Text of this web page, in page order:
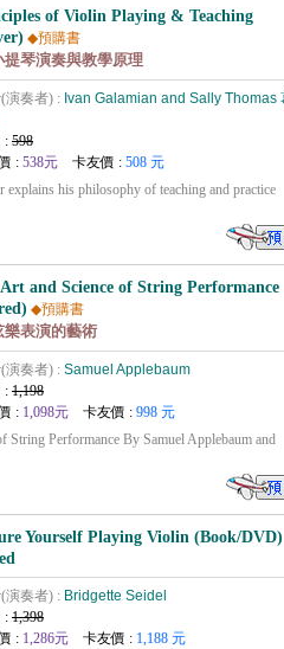
of Violin Playing & Teaching
◆預購書
琴演奏與教學原理
(演奏者) : Ivan Galamian and Sally Thomas
: 598
: 538元 卡友價 : 508 元
explains his philosophy of teaching and practice
and Science of String Performance
◆預購書
表演的藝術
(演奏者) : Samuel Applebaum
: 1,198
: 1,098元 卡友價 : 998 元
String Performance By Samuel Applebaum and
Yourself Playing Violin (Book/DVD)
(演奏者) : Bridgette Seidel
: 1,398
: 1,286元 卡友價 : 1,188 元